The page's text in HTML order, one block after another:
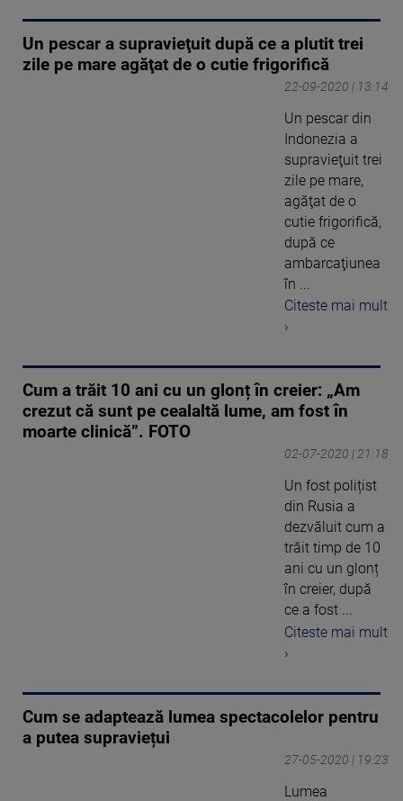
Un pescar a supravieţuit după ce a plutit trei
zile pe mare agăţat de o cutie frigorifică
22-09-2020 | 13:14
Un pescar din
Indonezia a
supravieţuit trei
zile pe mare,
agăţat de o
cutie frigorifică,
după ce
ambarcaţiunea
în ...
Citeste mai mult
›
Cum a trăit 10 ani cu un glonț în creier: „Am
crezut că sunt pe cealaltă lume, am fost în
moarte clinică”. FOTO
02-07-2020 | 21:18
Un fost polițist
din Rusia a
dezvăluit cum a
trăit timp de 10
ani cu un glonț
în creier, după
ce a fost ...
Citeste mai mult
›
Cum se adaptează lumea spectacolelor pentru
a putea supraviețui
27-05-2020 | 19:23
Lumea